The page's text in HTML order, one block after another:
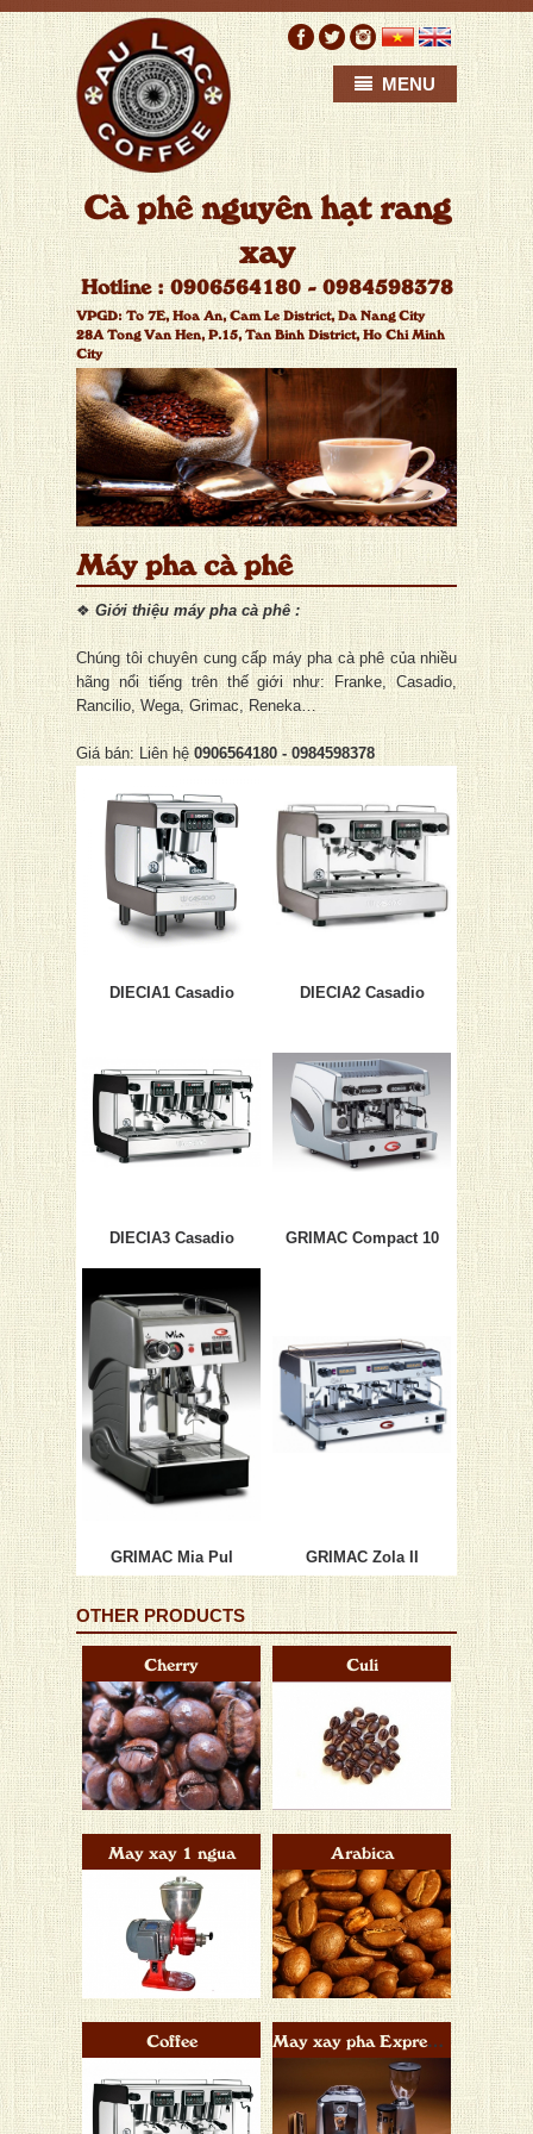
Cà phê nguyên hạt rang
xay
Hotline : 0906564180 - 0984598378
VPGD:To7E,HoaAn,CamLeDistrict,DaNangCity
28ATongVanHen,P.15,TanBinhDistrict,HoChiMinh
City
MENU
Máy pha cà phê
❖ Giới thiệu máy pha cà phê:
Chúng tôi chuyên cung cấp máy pha cà phê của nhiều
hãng nổi tiếng trên thế giới như: Franke, Casadio,
Rancilio, Wega, Grimac, Reneka…
Giá bán: Liên hệ 0906564180 - 0984598378
DIECIA1 Casadio DIECIA2 Casadio
DIECIA3 Casadio GRIMAC Compact 10
GRIMAC Mia Pul GRIMAC Zola II
OTHER PRODUCTS
Cherry Culi
May xay 1 ngua Arabica
Coffee May xay pha Expresso